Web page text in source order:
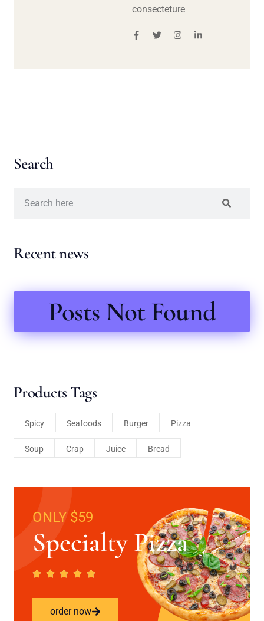
consecteture
Search
Recent news
Posts Not Found
Products Tags
Spicy Seafoods Burger Pizza
Soup Crap Juice Bread
ONLY $59
Specialty Pizza
order now